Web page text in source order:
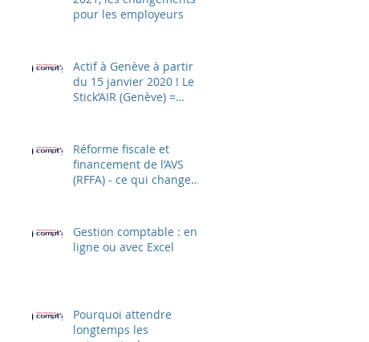
pour les employeurs
Actif à Genève à partir
du 15 janvier 2020 ! Le
Stick’AIR (Genève) =
Réforme fiscale et
financement de l’AVS
(RFFA) - ce qui change
Gestion comptable : en
ligne ou avec Excel
Pourquoi attendre
longtemps les